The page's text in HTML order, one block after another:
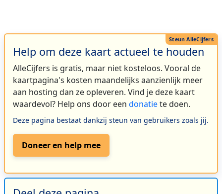
Help om deze kaart actueel te houden
AlleCijfers is gratis, maar niet kosteloos. Vooral de
kaartpagina's kosten maandelijks aanzienlijk meer
aan hosting dan ze opleveren. Vind je deze kaart
waardevol? Help ons door een donatiete doen.
Deze pagina bestaat dankzij steun van gebruikers zoals jij.
Doneer en help mee